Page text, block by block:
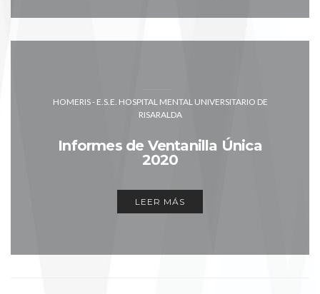
HOMERIS - E.S.E. HOSPITAL MENTAL UNIVERSITARIO DE
RISARALDA
Informes de Ventanilla Única
2020
LEER MÁS